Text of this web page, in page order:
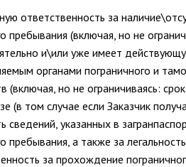
ответственность за
(включая, но не
и\или уже имеет
органами пограничного и
(включая, но не ограничиваясь:
(в том случае если Заказчик
сведений, указанных в
пребывания, а также за
за прохождение